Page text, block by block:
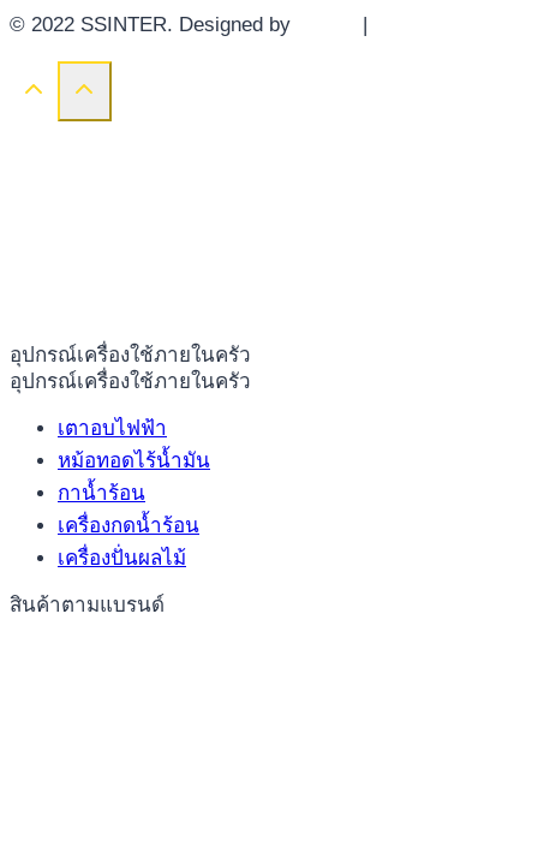
อุปกรณ์เครื่องใช้ภายในครัว
อุปกรณ์เครื่องใช้ภายในครัว
เตาอบไฟฟ้า
หม้อทอดไร้น้ำมัน
กาน้ำร้อน
เครื่องกดน้ำร้อน
เครื่องปั่นผลไม้
สินค้าตามแบรนด์
© 2022 SSINTER. Designed by